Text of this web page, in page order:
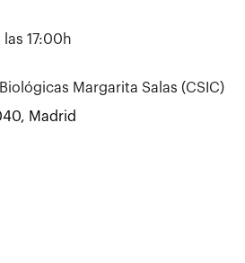
17:00h
Margarita Salas (CSIC)
Madrid